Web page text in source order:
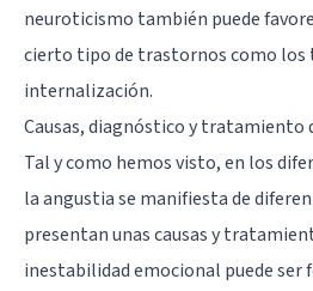
neuroticismo también puede
cierto tipo de trastornos como los
internalización.
Causas, diagnóstico y tratamiento
Tal y como hemos visto, en los
la angustia se manifiesta de
presentan unas causas y
inestabilidad emocional puede ser